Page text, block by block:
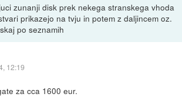
zunanji disk prek nekega stranskega vhoda
prikazejo na tvju in potem z daljincem oz.
po seznamih
12:19
za cca 1600 eur.